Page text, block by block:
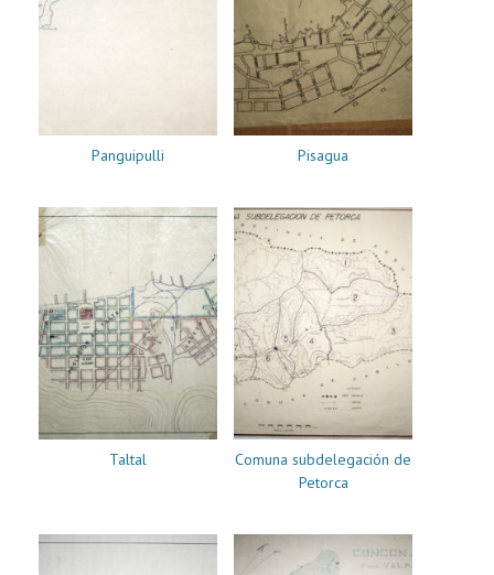
Panguipulli Pisagua
Taltal
Comuna subdelegación de
Petorca